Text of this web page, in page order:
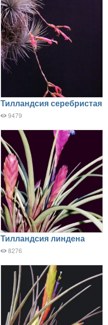
Тилландсия серебристая
9479
Тилландсия линдена
8276